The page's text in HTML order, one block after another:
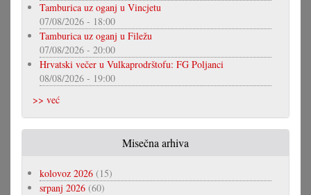
Tamburica uz oganj u Vincjetu
07/08/2026 - 18:00
Tamburica uz oganj u Filežu
07/08/2026 - 20:00
Hrvatski večer u Vulkaprodrštofu: FG Poljanci
08/08/2026 - 19:00
>> već
Misečna arhiva
kolovoz 2026 (15)
srpanj 2026 (60)